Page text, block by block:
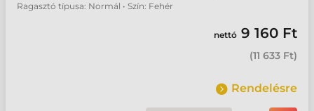
Ragasztó típusa: Normál • Szín: Fehér
nettó 9 160 Ft
(11 633 Ft)
Rendelésre